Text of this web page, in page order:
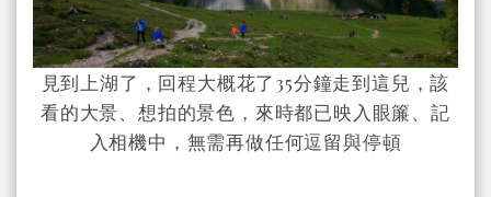
見到上湖了，回程大概花了35分鐘走到這兒，該
看的大景、想拍的景色，來時都已映入眼簾、記
入相機中，無需再做任何逗留與停頓